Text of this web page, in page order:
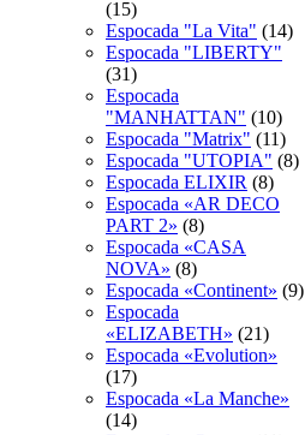
(15)
Espocada "La Vita" (14)
Espocada "LIBERTY"
(31)
Espocada
"MANHATTAN" (10)
Espocada "Matrix" (11)
Espocada "UTOPIA" (8)
Espocada ELIXIR (8)
Espocada «AR DECO
PART 2» (8)
Espocada «CASA
NOVA» (8)
Espocada «Continent» (9)
Espocada
«ELIZABETH» (21)
Espocada «Evolution»
(17)
Espocada «La Manche»
(14)